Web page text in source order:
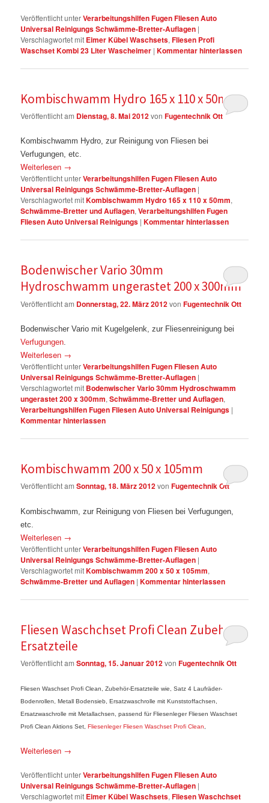
Veröffentlicht unterVerarbeitungshilfen Fugen Fliesen Auto
Universal Reinigungs Schwämme-Bretter-Auflagen |
Verschlagwortet mit Eimer Kübel Waschsets,Fliesen Profi
Waschset Kombi 23 Liter Wascheimer |Kommentar hinterlassen
Kombischwamm Hydro 165 x 110 x 50mm
Veröffentlicht am Dienstag, 8. Mai 2012vonFugentechnik Ott
Kombischwamm Hydro, zur Reinigung von Fliesen bei
Verfugungen, etc.
Weiterlesen →
Veröffentlicht unterVerarbeitungshilfen Fugen Fliesen Auto
Universal Reinigungs Schwämme-Bretter-Auflagen |
Verschlagwortet mitKombischwamm Hydro 165 x 110 x 50mm,
Schwämme-Bretter und Auflagen,Verarbeitungshilfen Fugen
Fliesen Auto Universal Reinigungs |Kommentar hinterlassen
Bodenwischer Vario 30mm
Hydroschwamm ungerastet 200 x 300mm
Veröffentlicht am Donnerstag, 22. März 2012vonFugentechnik Ott
Bodenwischer Vario mit Kugelgelenk, zur Fliesenreinigung bei
Verfugungen
Weiterlesen →
Veröffentlicht unterVerarbeitungshilfen Fugen Fliesen Auto
Universal Reinigungs Schwämme-Bretter-Auflagen |
Verschlagwortet mit Bodenwischer Vario 30mm Hydroschwamm
ungerastet 200 x 300mm,Schwämme-Bretter und Auflagen,
Verarbeitungshilfen Fugen Fliesen Auto Universal Reinigungs |
Kommentar hinterlassen
Kombischwamm 200 x 50 x 105mm
Veröffentlicht amSonntag, 18. März 2012vonFugentechnik Ott
Kombischwamm, zur Reinigung von Fliesen bei Verfugungen,
etc.
Weiterlesen →
Veröffentlicht unterVerarbeitungshilfen Fugen Fliesen Auto
Universal Reinigungs Schwämme-Bretter-Auflagen |
Verschlagwortet mitKombischwamm 200 x 50 x 105mm,
Schwämme-Bretter und Auflagen |Kommentar hinterlassen
Fliesen Waschchset Profi Clean Zubehör-
Ersatzteile
Veröffentlicht amSonntag, 15. Januar 2012vonFugentechnik Ott
Fliesen Waschset Profi Clean, Zubehör-Ersatzteile wie, Satz 4 Laufräder-
Bodenrollen, Metall Bodensieb, Ersatzwaschrolle mit Kunststoffachsen,
Ersatzwaschrolle mit Metallachsen, passend für Fliesenleger Fliesen Waschset
Profi Clean Aktions Set,Fliesenleger Fliesen Waschset Profi Clean,
Weiterlesen →
Veröffentlicht unterVerarbeitungshilfen Fugen Fliesen Auto
Universal Reinigungs Schwämme-Bretter-Auflagen |
Verschlagwortet mit Eimer Kübel Waschsets,Fliesen Waschchset